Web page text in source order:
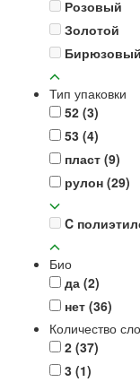
Розовый
Золотой
Бирюзовый
Тип упаковки
52 (3)
53 (4)
пласт (9)
рулон (29)
C
Био
да (2)
нет (36)
Количество
2 (37)
3 (1)